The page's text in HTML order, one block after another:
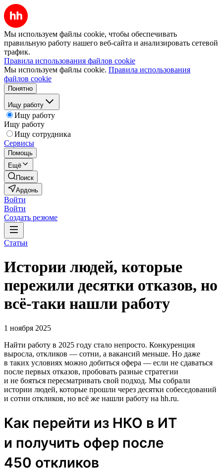
Мы используем файлы cookie, чтобы обеспечивать
правильную работу нашего веб-сайта и анализировать сетевой
трафик.
Правила использования файлов cookie
Мы используем файлы cookie. Правила использования
файлов cookie
Понятно
Ищу работу
Ищу работу
Ищу работу
Ищу сотрудника
Сервисы
Помощь
Ещё
Поиск
Ардонь
Войти
Войти
Создать резюме
Статьи
Истории людей, которые
пережили десятки отказов, но
всё-таки нашли работу
1 ноября 2025
Найти работу в 2025 году стало непросто. Конкуренция
выросла, откликов — сотни, а вакансий меньше. Но даже
в таких условиях можно добиться офера — если не сдаваться
после первых отказов, пробовать разные стратегии
и не бояться пересматривать свой подход. Мы собрали
истории людей, которые прошли через десятки собеседований
и сотни откликов, но всё же нашли работу на hh.ru.
Как перейти из НКО в ИТ
и получить офер после
450 откликов